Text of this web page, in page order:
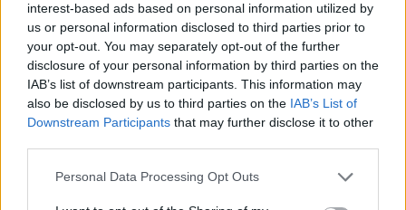
interest-based ads based on personal information utilized by
us or personal information disclosed to third parties prior to
your opt-out. You may separately opt-out of the further
disclosure of your personal information by third parties on the
IAB’s list of downstream participants. This information may
also be disclosed by us to third parties on the IAB’s List of
Downstream Participants that may further disclose it to other
Personal Data Processing Opt Outs
Felelősségre vonások, gyatrán bár, de voltak,
ám – mint a történész kifejti – a Népbíróság
ítéletei ideológiával erősen átitatottak voltak,
úgyhogy érdemes megfelelő kritikával kezelni
elhangzottakra – elmondta, férje hat évet ült,